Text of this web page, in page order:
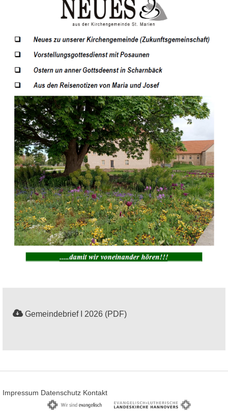
Gemeindebrief I 2026 (PDF)
Impressum Datenschutz Kontakt